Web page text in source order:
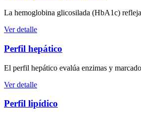
La hemoglobina glicosilada (HbA1c)
Ver detalle
Perfil hepático
El perfil hepático evalúa enzimas y
Ver detalle
Perfil lipídico